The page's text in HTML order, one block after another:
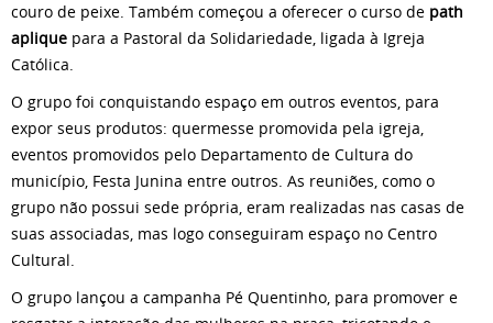
couro de peixe. Também começou a oferecer o curso de path
aplique para a Pastoral da Solidariedade, ligada à Igreja
Católica.
O grupo foi conquistando espaço em outros eventos, para
expor seus produtos: quermesse promovida pela igreja,
eventos promovidos pelo Departamento de Cultura do
município, Festa Junina entre outros. As reuniões, como o
grupo não possui sede própria, eram realizadas nas casas de
suas associadas, mas logo conseguiram espaço no Centro
Cultural.
O grupo lançou a campanha Pé Quentinho, para promover e